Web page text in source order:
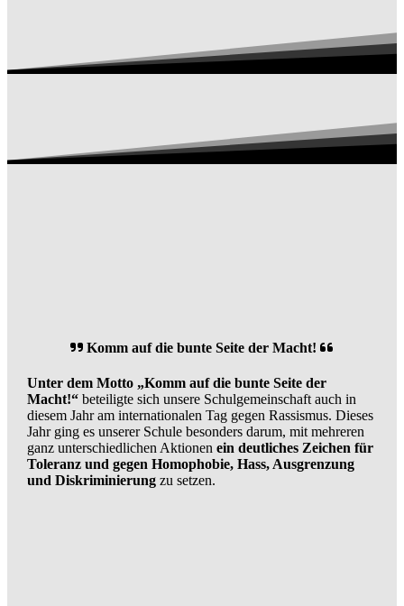
Komm auf die bunte Seite der Macht!
Unter dem Motto „Komm auf die bunte Seite der
Macht!“beteiligte sich unsere Schulgemeinschaft auch in
diesem Jahr am internationalen Tag gegen Rassismus. Dieses
Jahr ging es unserer Schule besonders darum, mit mehreren
ganz unterschiedlichen Aktionen ein deutliches Zeichen für
Toleranz und gegen Homophobie, Hass, Ausgrenzung
und Diskriminierung zu setzen.